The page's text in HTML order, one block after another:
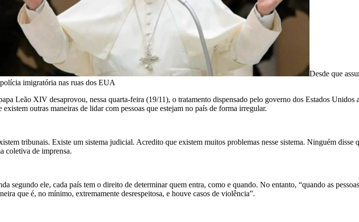
Desde que
imigratória nas ruas dos EUA
Leão XIV desaprovou, nessa quarta-feira (19/11), o tratamento dispensado pelo governo dos Estados
existem outras maneiras de lidar com pessoas que estejam no país de forma irregular.
tribunais. Existe um sistema judicial. Acredito que existem muitos problemas nesse sistema. Ninguém
coletiva de imprensa.
segundo ele, cada país tem o direito de determinar quem entra, como e quando. No entanto, “quando as
que é, no mínimo, extremamente desrespeitosa, e houve casos de violência”.